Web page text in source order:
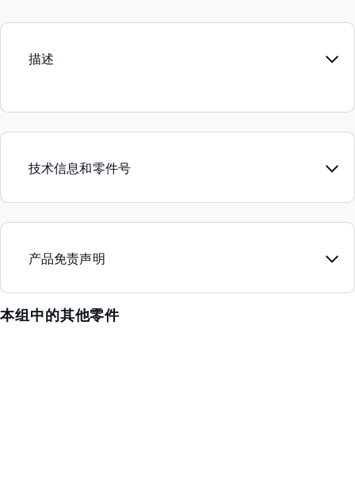
描述
技术信息和零件号
产品免责声明
本组中的其他零件